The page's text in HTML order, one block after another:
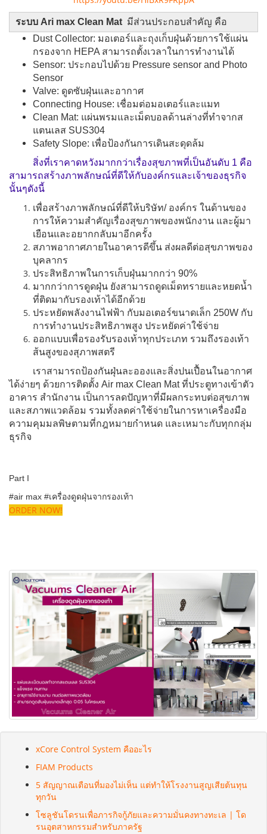
ระบบ Ari max Clean Mat มีส่วนประกอบสำคัญ คือ
Dust Collector: มอเตอร์และถุงเก็บฝุ่นด้วยการใช้แผ่น
กรองจาก HEPA สามารถตั้งเวลาในการทำงานได้
Sensor: ประกอบไปด้วย Pressure sensor and Photo
Sensor
Valve: ดูดซับฝุ่นและอากาศ
Connecting House: เชื่อมต่อมอเตอร์และแมท
Clean Mat: แผ่นพรมและเม็ดบอลด้านล่างที่ทำจากส
แตนเลส SUS304
Safety Slope: เพื่อป้องกันการเดินสะดุดล้ม
สิ่งที่เราคาดหวังมากกว่าเรื่องสุขภาพที่เป็นอันดับ 1 คือ
สามารถสร้างภาพลักษณ์ที่ดีให้กับองค์กรและเจ้าของธุรกิจ
นั้นๆดังนี้
เพื่อสร้างภาพลักษณ์ที่ดีให้บริษัท/ องค์กร ในด้านของ
การให้ความสำคัญเรื่องสุขภาพของพนักงาน และผู้มา
เยือนและอยากกลับมาอีกครั้ง
สภาพอากาศภายในอาคารดีขึ้น ส่งผลดีต่อสุขภาพของ
บุคลากร
ประสิทธิภาพในการเก็บฝุ่นมากกว่า 90%
มากกว่าการดูดฝุ่น ยังสามารถดูดเม็ดทรายและหยดน้ำ
ที่ติดมากับรองเท้าได้อีกด้วย
ประหยัดพลังงานไฟฟ้า กับมอเตอร์ขนาดเล็ก 250W กับ
การทำงานประสิทธิภาพสูง ประหยัดค่าใช้จ่าย
ออกแบบเพื่อรองรับรองเท้าทุกประเภท รวมถึงรองเท้า
ส้นสูงของสุภาพสตรี
เราสามารถป้องกันฝุ่นละอองและสิ่งปนเปื้อนในอากาศ
ได้ง่ายๆ ด้วยการติดตั้ง Air max Clean Mat ที่ประตูทางเข้าตัว
อาคาร สำนักงาน เป็นการลดปัญหาที่มีผลกระทบต่อสุขภาพ
และสภาพแวดล้อม รวมทั้งลดค่าใช้จ่ายในการหาเครื่องมือ
ความคุมมลพิษตามที่กฎหมายกำหนด และเหมาะกับทุกกลุ่ม
ธุรกิจ
Part I
#air max #เครื่องดูดฝุ่นจากรองเท้า
ORDER NOW!
xCore Control System คืออะไร
FIAM Products
5 สัญญาณเตือนที่มองไม่เห็น แต่ทำให้โรงงานสูญเสียต้นทุน
ทุกวัน
โซลูชันโดรนเพื่อภารกิจกู้ภัยและความมั่นคงทางทะเล | โด
รนอุตสาหกรรมสำหรับภาครัฐ